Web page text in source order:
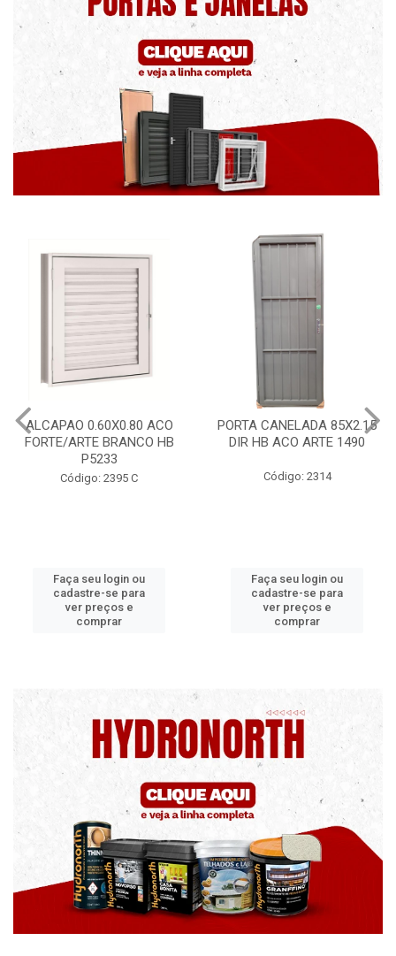
ALCAPAO 0.60X0.80 ACO
FORTE/ARTE BRANCO HB
P5233
Código: 2395 C
Faça seu login ou
cadastre-se para
ver preços e
comprar
PORTA CANELADA 85X2.15
DIR HB ACO ARTE 1490
Código: 2314
Faça seu login ou
cadastre-se para
ver preços e
comprar